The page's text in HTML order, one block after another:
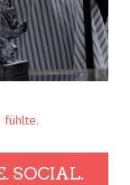
fühlte.
SOCIAL.